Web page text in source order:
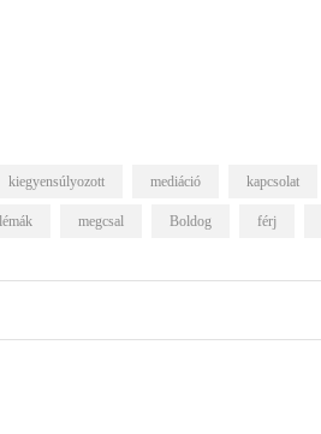
kiegyensúlyozott mediáció kapcsolat
megcsal Boldog férj